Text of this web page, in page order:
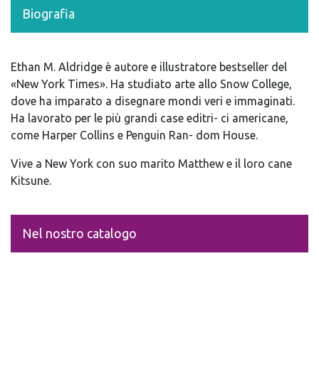
Biografia
Ethan M. Aldridge è autore e illustratore bestseller del
«New York Times». Ha studiato arte allo Snow College,
dove ha imparato a disegnare mondi veri e immaginati.
Ha lavorato per le più grandi case editri- ci americane,
come Harper Collins e Penguin Ran- dom House.
Vive a New York con suo marito Matthew e il loro cane
Kitsune.
Nel nostro catalogo